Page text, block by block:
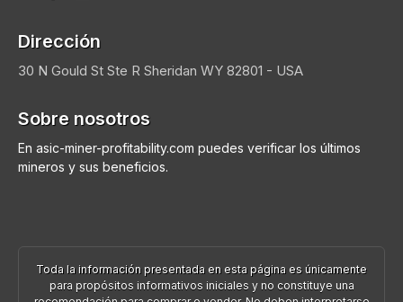
Dirección
30 N Gould St Ste R Sheridan WY 82801 - USA
Sobre nosotros
En asic-miner-profitability.com puedes verificar los últimos
mineros y sus beneficios.
Toda la información presentada en esta página es únicamente
para propósitos informativos iniciales y no constituye una